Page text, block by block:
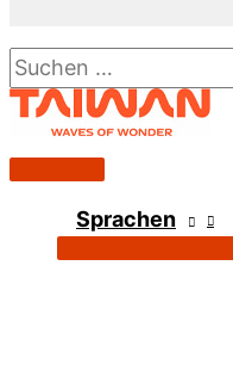
Suchen …
Hauptmenü
Sprachen